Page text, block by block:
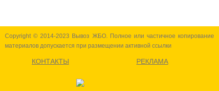
Copyright © 2014-2023 Вывоз ЖБО. Полное или частичное копирование
материалов допускается при размещении активной ссылки
КОНТАКТЫ РЕКЛАМА